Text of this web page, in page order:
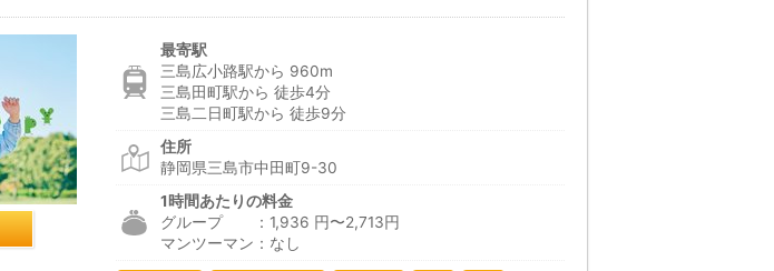
最寄駅
三島広小路駅から 960m
三島田町駅から 徒歩4分
三島二日町駅から 徒歩9分
住所
静岡県三島市中田町9-30
1時間あたりの料金
グループ ：1,936 円〜2,713円
マンツーマン：なし